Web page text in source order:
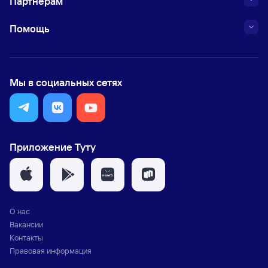
Помощь
Мы в социальных сетях
Приложение Туту
О нас
Вакансии
Контакты
Правовая информация